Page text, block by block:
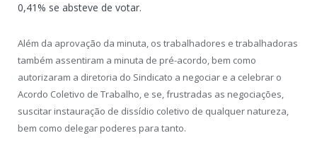
0,41% se absteve de votar.
Além da aprovação da minuta, os trabalhadores e trabalhadoras
também assentiram a minuta de pré-acordo, bem como
autorizaram a diretoria do Sindicato a negociar e a celebrar o
Acordo Coletivo de Trabalho, e se, frustradas as negociações,
suscitar instauração de dissídio coletivo de qualquer natureza,
bem como delegar poderes para tanto.